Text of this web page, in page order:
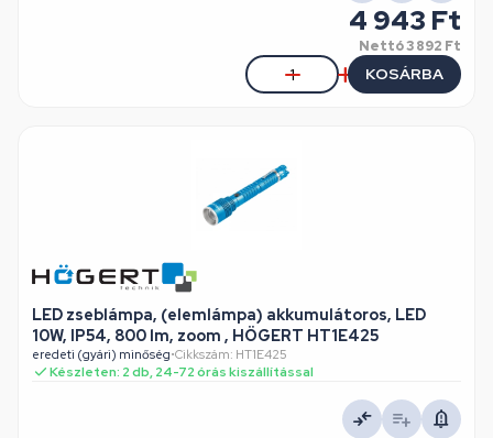
4 943 Ft
Nettó3 892 Ft
KOSÁRBA
LED zseblámpa, (elemlámpa) akkumulátoros, LED
10W, IP54, 800 lm, zoom , HÖGERT HT1E425
eredeti (gyári) minőség•Cikkszám: HT1E425
Készleten: 2 db, 24-72 órás kiszállítással